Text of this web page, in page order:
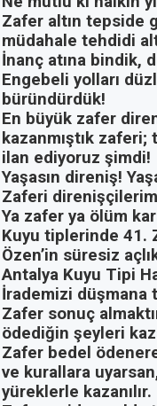
Zafer altın tepside
müdahale tehdidi
İnanç atına bindik,
Engebeli yolları
büründürdük!
En büyük zafer
kazanmıştık
ilan ediyoruz şimdi!
Yaşasın direniş!
Zaferi
Ya zafer ya ölüm
Kuyu tiplerinde 41.
Özen’in süresiz
Antalya Kuyu Tipi
İrademizi düşmana
Zafer sonuç
ödediğin şeyleri
Zafer bedel
ve kurallara
yüreklerle kazanılır.